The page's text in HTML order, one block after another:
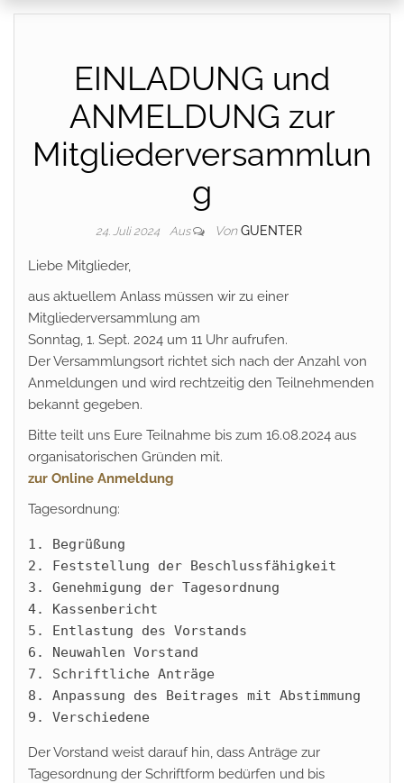
EINLADUNG und
ANMELDUNG zur
Mitgliederversammlun
g
24. Juli 2024 Aus Von GUENTER
Liebe Mitglieder,
aus aktuellem Anlass müssen wir zu einer
Mitgliederversammlung am
Sonntag, 1. Sept. 2024 um 11 Uhr aufrufen.
Der Versammlungsort richtet sich nach der Anzahl von
Anmeldungen und wird rechtzeitig den Teilnehmenden
bekannt gegeben.
Bitte teilt uns Eure Teilnahme bis zum 16.08.2024 aus
organisatorischen Gründen mit.
zur Online Anmeldung
Tagesordnung:
1. Begrüßung
2. Feststellung der Beschlussfähigkeit
3. Genehmigung der Tagesordnung
4. Kassenbericht
5. Entlastung des Vorstands
6. Neuwahlen Vorstand
7. Schriftliche Anträge
8. Anpassung des Beitrages mit Abstimmung
9. Verschiedene
Der Vorstand weist darauf hin, dass Anträge zur
Tagesordnung der Schriftform bedürfen und bis